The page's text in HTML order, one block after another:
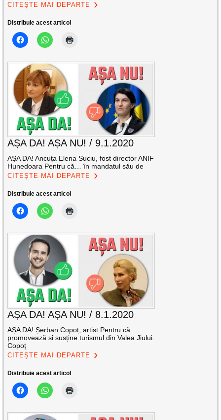
CITEȘTE MAI DEPARTE
Distribuie acest articol
AȘA DA! AȘA NU! / 9.1.2020
AȘA DA! Ancuța Elena Suciu, fost director ANIF
Hunedoara Pentru că… în mandatul său de
CITEȘTE MAI DEPARTE
Distribuie acest articol
AȘA DA! AȘA NU! / 8.1.2020
AȘA DA! Șerban Copoț, artist Pentru că…
promovează și susține turismul din Valea Jiului.
Copoț
CITEȘTE MAI DEPARTE
Distribuie acest articol